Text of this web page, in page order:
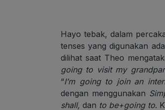
Hayo tebak, dalam
tenses yang digunakan
dilihat saat Theo
going to visit my
“I’m going to join an
dengan menggunakan
shall, dan to be+going to.